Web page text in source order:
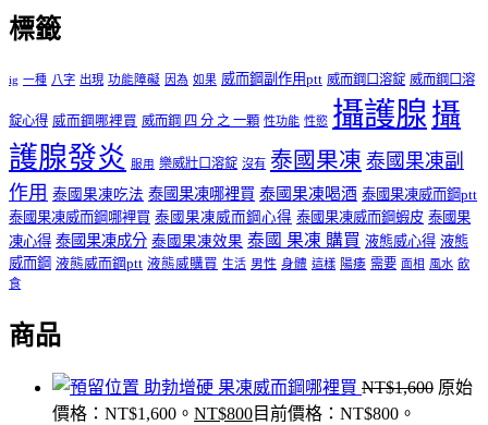
標籤
ig 一種 八字 出現 功能障礙 因為 如果 威而鋼副作用ptt 威而鋼口溶錠 威而鋼口溶
錠心得 威而鋼哪裡買 威而鋼 四 分 之 一顆 性功能 性慾 攝護腺 攝
護腺發炎
服用 樂威壯口溶錠 沒有 泰國果凍 泰國果凍副
作用 泰國果凍吃法 泰國果凍哪裡買 泰國果凍喝酒 泰國果凍威而鋼ptt
泰國果凍威而鋼哪裡買 泰國果凍威而鋼心得 泰國果凍威而鋼蝦皮 泰國果
凍心得 泰國果凍成分 泰國果凍效果 泰國 果凍 購買 液態威心得 液態
威而鋼 液態威而鋼ptt 液態威購買 生活 男性 身體 這樣 陽痿 需要 面相 風水 飲
食
商品
助勃增硬 果凍威而鋼哪裡買 NT$1,600 原始
價格：NT$1,600。 NT$800目前價格：NT$800。